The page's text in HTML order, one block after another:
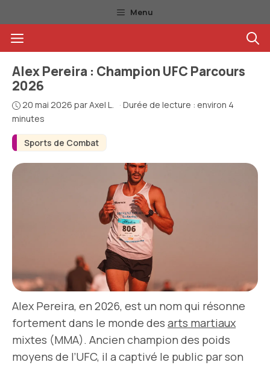
au
contenu
Menu
Menu
Sports de Combat
Alex Pereira : Champion UFC Parcours
2026
20 mai 2026 parAxel L. · Durée de lecture : environ 4
minutes
Alex Pereira, en 2026, est un nom qui résonne
fortement dans le monde des arts martiaux
mixtes (MMA). Ancien champion des poids
moyens de l’UFC, il a captivé le public par son